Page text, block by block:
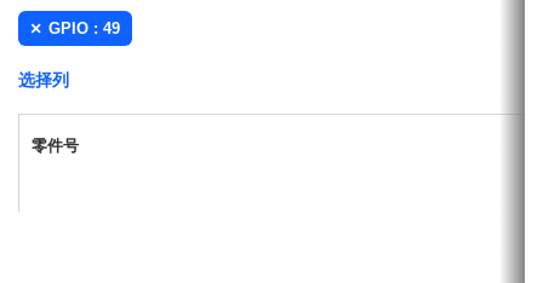
2.4 GHz 条件下）
23.2 mA TX 电流（在 10 dBm 输出功率、
GPIO : 49
选择列
零件号